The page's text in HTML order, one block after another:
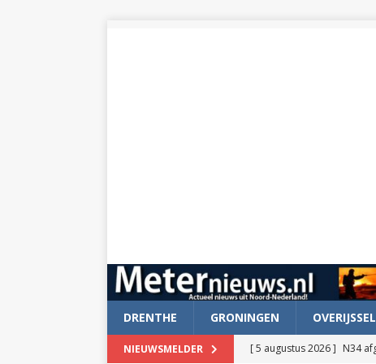
DRENTHE GRONINGEN OVERIJSSEL
NIEUWSMELDER [ 5 augustus 2026 ] N34